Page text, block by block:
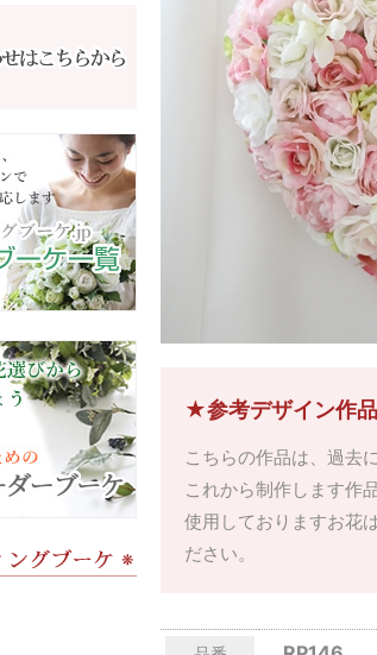
★参考デザイン作品
こちらの作品は、過去
これから制作します作
使用しておりますお花
ださい。